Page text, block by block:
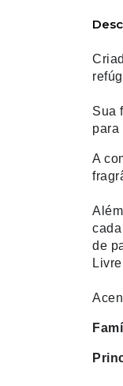
Sua
para
A
de